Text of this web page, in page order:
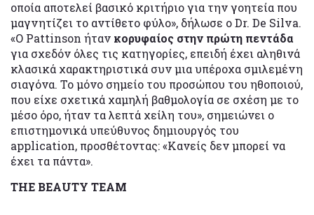
οποία αποτελεί βασικό κριτήριο για την γοητεία που
μαγνητίζει το αντίθετο φύλο», δήλωσε ο Dr. De Silva.
«Ο Pattinson ήταν κορυφαίος στην πρώτη πεντάδα
για σχεδόν όλες τις κατηγορίες, επειδή έχει αληθινά
κλασικά χαρακτηριστικά συν μια υπέροχα σμιλεμένη
σιαγόνα. Το μόνο σημείο του προσώπου του ηθοποιού,
που είχε σχετικά χαμηλή βαθμολογία σε σχέση με το
μέσο όρο, ήταν τα λεπτά χείλη του», σημειώνει ο
επιστημονικά υπεύθυνος δημιουργός του
application, προσθέτοντας: «Κανείς δεν μπορεί να
έχει τα πάντα».
THE BEAUTY TEAM